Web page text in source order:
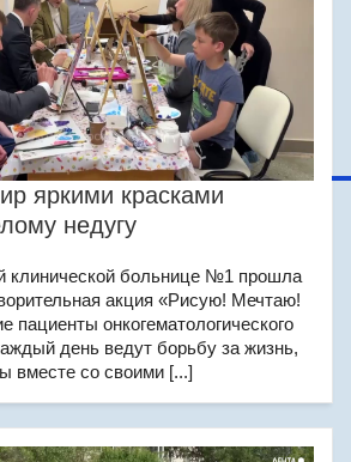
яркими красками
недугу
клинической больнице №1 прошла
акция «Рисую! Мечтаю!
пациенты онкогематологического
день ведут борьбу за жизнь,
вместе со своими [...]